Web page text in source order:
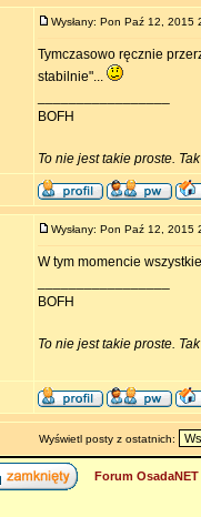
Wysłany: Pon Paź 12, 2015
Tymczasowo ręcznie
stabilnie"...
BOFH
To nie jest takie proste.
Wysłany: Pon Paź 12, 2015
W tym momencie
BOFH
To nie jest takie proste.
Wyświetl posty z ostatnich:
Forum